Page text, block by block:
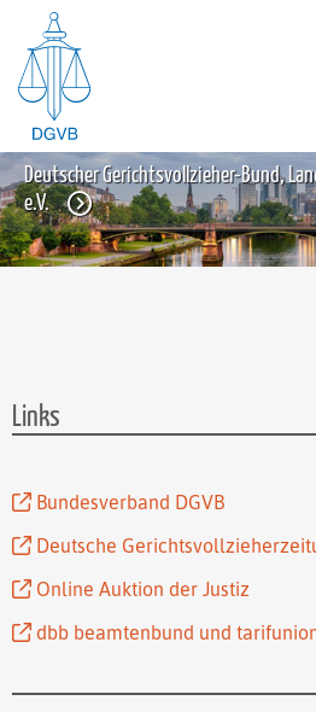
Deutscher Gerichtsvollzieher-Bund,
e.V.
Links
Bundesverband DGVB
Deutsche
Online Auktion der Justiz
dbb beamtenbund und